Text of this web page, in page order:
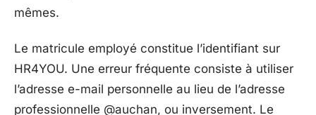
mêmes.
Le matricule employé constitue l’identifiant sur
HR4YOU. Une erreur fréquente consiste à utiliser
l’adresse e-mail personnelle au lieu de l’adresse
professionnelle @auchan, ou inversement. Le